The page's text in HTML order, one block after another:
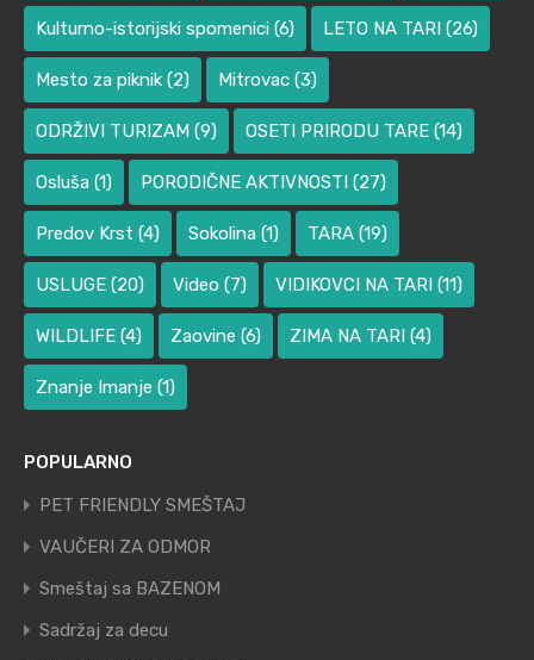
Kulturno-istorijski spomenici (6) LETO NA TARI (26)
Mesto za piknik (2) Mitrovac (3)
ODRŽIVI TURIZAM (9) OSETI PRIRODU TARE (14)
Osluša (1) PORODIČNE AKTIVNOSTI (27)
Predov Krst (4) Sokolina (1) TARA (19)
USLUGE (20) Video (7) VIDIKOVCI NA TARI (11)
WILDLIFE (4) Zaovine (6) ZIMA NA TARI (4)
Znanje Imanje (1)
POPULARNO
PET FRIENDLY SMEŠTAJ
VAUČERI ZA ODMOR
Smeštaj sa BAZENOM
Sadržaj za decu